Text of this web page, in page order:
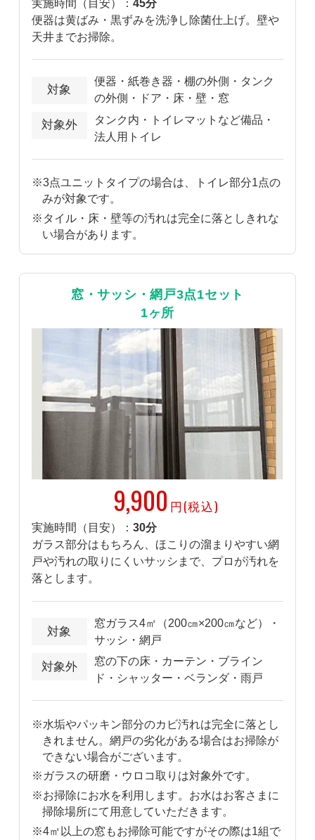
実施時間（目安）： 45分
便器は黄ばみ・黒ずみを洗浄し除菌仕上げ。壁や
天井までお掃除。
対象
便器・紙巻き器・棚の外側・タンク
の外側・ドア・床・壁・窓
対象外
タンク内・トイレマットなど備品・
法人用トイレ
※3点ユニットタイプの場合は、トイレ部分1点の
みが対象です。
※タイル・床・壁等の汚れは完全に落としきれな
い場合があります。
窓・サッシ・網戸3点1セット
1ヶ所
9,900 円(税込)
実施時間（目安）： 30分
ガラス部分はもちろん、ほこりの溜まりやすい網
戸や汚れの取りにくいサッシまで、プロが汚れを
落とします。
対象
窓ガラス4㎡（200㎝×200㎝など）・
サッシ・網戸
対象外
窓の下の床・カーテン・ブライン
ド・シャッター・ベランダ・雨戸
※水垢やパッキン部分のカビ汚れは完全に落とし
きれません。網戸の劣化がある場合はお掃除が
できない場合がございます。
※ガラスの研磨・ウロコ取りは対象外です。
※お掃除にお水を利用します。お水はお客さまに
掃除場所にて用意していただきます。
※4㎡以上の窓もお掃除可能ですがその際は1組で